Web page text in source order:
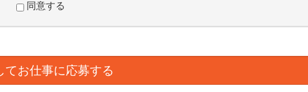
本人の同意を得ず第三者に提供することはありません。
委託先を選定し、契約等において個人情報の適正管理・機密保持などにより皆
施させます。
同意する